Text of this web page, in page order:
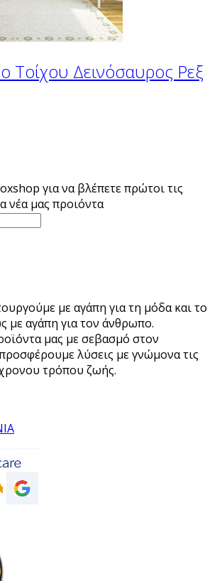
Τοίχου Δεινόσαυρος Ρεξ
για να βλέπετε πρώτοι τις
νέα μας προιόντα
με αγάπη για τη μόδα και το
με αγάπη για τον άνθρωπο.
μας με σεβασμό στον
λύσεις με γνώμονα τις
τρόπου ζωής.